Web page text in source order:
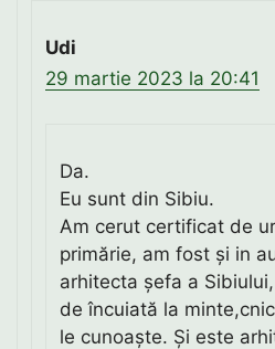
Udi
29 martie 2023 la 20:41
Da.
Eu sunt din Sibiu.
Am cerut certificat de
primărie, am fost și in
arhitecta șefa a
de încuiată la
le cunoaște. Și este